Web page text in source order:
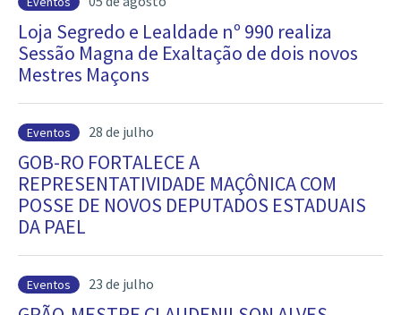
Loja Segredo e Lealdade nº 990 realiza
Sessão Magna de Exaltação de dois novos
Mestres Maçons
Eventos 28 de julho
GOB-RO FORTALECE A
REPRESENTATIVIDADE MAÇÔNICA COM
POSSE DE NOVOS DEPUTADOS ESTADUAIS
DA PAEL
Eventos 23 de julho